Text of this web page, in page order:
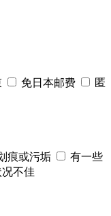
免日本邮费
匿
痕或污垢
有一些
不佳